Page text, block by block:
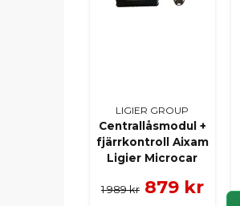
LIGIER GROUP
Centrallåsmodul +
fjärrkontroll Aixam
Ligier Microcar
1 989 kr 879 kr